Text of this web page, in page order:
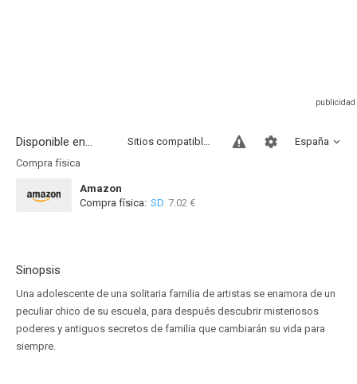
Disponible en... España
Sitios compatibles
Compra física
Amazon
Compra física: SD 7.02 €
Sinopsis
Una adolescente de una solitaria familia de artistas se enamora de un
peculiar chico de su escuela, para después descubrir misteriosos
poderes y antiguos secretos de familia que cambiarán su vida para
siempre.